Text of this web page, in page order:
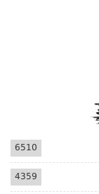
6510
4359